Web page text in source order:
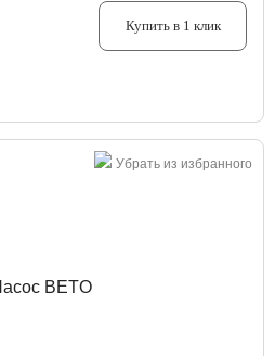
Купить в 1 клик
Убрать из избранного